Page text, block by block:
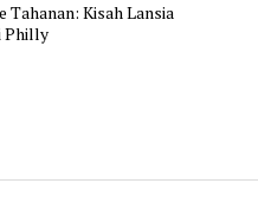
Tahanan: Kisah Lansia
Philly